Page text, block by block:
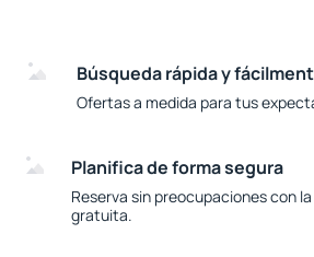
Búsqueda rápida y
Ofertas a medida para tus
Planifica de forma segura
Reserva sin preocupaciones con
gratuita.